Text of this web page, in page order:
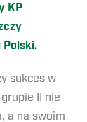
KP
Polski.
sukces w
II nie
a na swoim